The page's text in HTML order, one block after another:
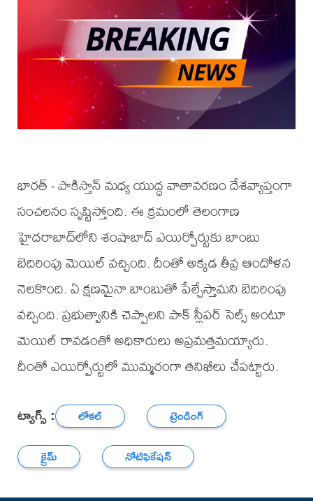
భారత్ - పాకిస్తాన్ మధ్య యుద్ధ వాతావరణం దేశవ్యాప్తంగా
సంచలనం సృష్టిస్తోంది. ఈ క్రమంలో తెలంగాణ
హైదరాబాద్‌లోని శంషాబాద్ ఎయిర్పోర్టుకు బాంబు
బెదిరింపు మెయిల్ వచ్చింది. దీంతో అక్కడ తీవ్ర ఆందోళన
నెలకొంది. ఏ క్షణమైనా బాంబుతో పేల్చేస్తామని బెదిరింపు
వచ్చింది. ప్రభుత్వానికి చెప్పాలని పాక్ స్లీపర్ సెల్స్ అంటూ
మెయిల్ రావడంతో అధికారులు అప్రమత్తమయ్యారు.
దీంతో ఎయిర్పోర్టులో ముమ్మరంగా తనిఖీలు చేపట్టారు.
ట్యాగ్స్ : లోకల్
ట్రెండింగ్
క్రైమ్
నోటిఫికేషన్